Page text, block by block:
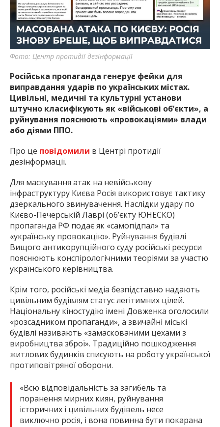
найважливішу інформацію про події
міста Запоріжжя та області.
Фото: Центр протидії дезінформації
Російська пропаганда генерує фейки для
виправдання ударів по українських містах.
Цивільні, медичні та культурні установи
штучно класифікують як «військові об’єкти», а
руйнування пояснюють «провокаціями» влади
або діями ППО.
Про це повідомили в Центрі протидії
дезінформації.
Для маскування атак на невійськову
інфраструктуру Києва Росія використовує тактику
дзеркального звинувачення. Наслідки удару по
Києво-Печерській Лаврі (об’єкту ЮНЕСКО)
пропаганда РФ подає як «самопідпал» та
«українську провокацію». Руйнування будівлі
Вищого антикорупційного суду російські ресурси
пояснюють конспірологічними теоріями за участю
українського керівництва.
Крім того, російські медіа безпідставно надають
цивільним будівлям статус легітимних цілей.
Національну кіностудію імені Довженка оголосили
«розсадником пропаганди», а звичайні міські
будівлі називають «замаскованими цехами з
виробництва зброї». Традиційно пошкодження
житлових будинків списують на роботу української
протиповітряної оборони.
«Всю відповідальність за загибель та
поранення мирних киян, руйнування
історичних і цивільних будівель несе
виключно росія, і вона повинна бути покарана